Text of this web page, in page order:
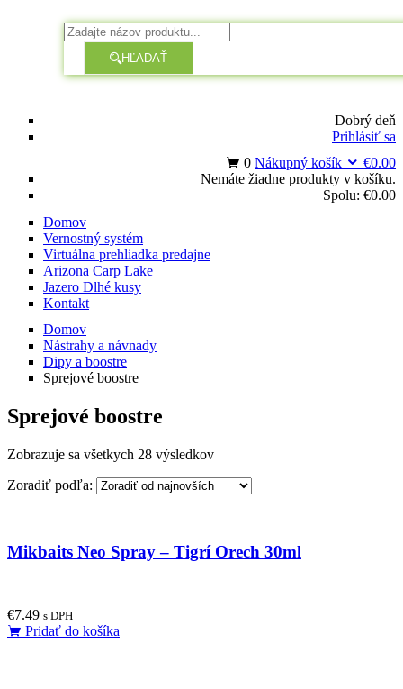
HĽADAŤ
Dobrý deň
Prihlásiť sa
0 Nákupný košík €0.00
Nemáte žiadne produkty v košíku.
Spolu: €0.00
Domov
Vernostný systém
Virtuálna prehliadka predajne
Arizona Carp Lake
Jazero Dlhé kusy
Kontakt
Domov
Nástrahy a návnady
Dipy a boostre
Sprejové boostre
Sprejové boostre
Zobrazuje sa všetkych 28 výsledkov
Zoradiť podľa:
Mikbaits Neo Spray – Tigrí Orech 30ml
€7.49 s DPH
Pridať do košíka